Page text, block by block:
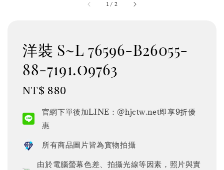
1 / 2
洋裝 S~L 76596-B26055-
88-7191.o9763
Regular
NT$ 880
官網下單後加LINE：@hjctw.net即享9折優
惠
所有商品圖片皆為實物拍攝
由於電腦螢幕色差、拍攝光線等因素，照片與實